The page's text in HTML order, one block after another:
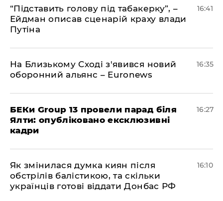
​“Підставить голову під табакерку”, –
Ейдман описав сценарій краху влади
Путіна
16:41
На Близькому Сході з'явився новий
оборонний альянс – Euronews
16:35
БЕКи Group 13 провели парад біля
Ялти: опубліковано ексклюзивні
кадри
16:27
Як змінилася думка киян після
обстрілів балістикою, та скільки
українців готові віддати Донбас РФ
16:10